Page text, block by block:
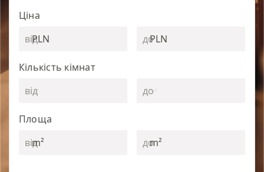
Ціна
PLN
PLN
Кількість кімнат
Площа
m²
m²